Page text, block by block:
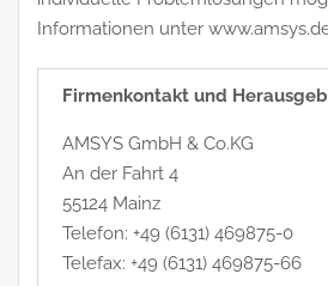
Informationen unter
Firmenkontakt und
AMSYS GmbH & Co.KG
An der Fahrt 4
55124 Mainz
Telefon: +49 (6131) 469875-0
Telefax: +49 (6131) 469875-66